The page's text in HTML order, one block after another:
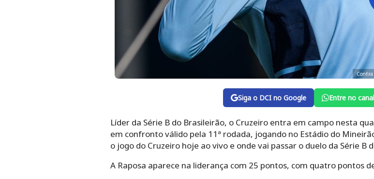
Siga o DCI no Google Entre no
Líder da Série B do Brasileirão, o Cruzeiro entra em campo nesta
em confronto válido pela 11ª rodada, jogando no Estádio do
o jogo do Cruzeiro hoje ao vivo e onde vai passar o duelo da Série B
A Raposa aparece na liderança com 25 pontos, com quatro pontos